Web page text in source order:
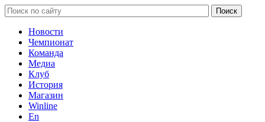
Новости
Чемпионат
Команда
Медиа
Клуб
История
Магазин
Winline
En